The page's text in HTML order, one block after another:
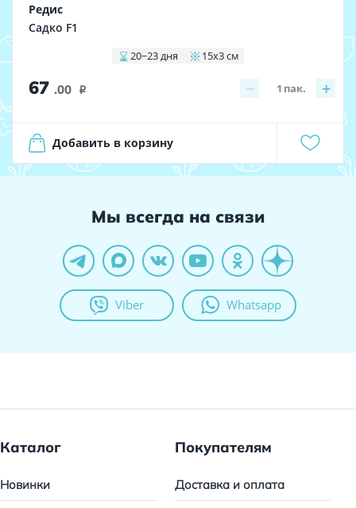
Редис
Садко F1
20−23 дня 15x3 см
67 .00 i − +
1 пак.
Добавить в корзину
Мы всегда на связи
Viber Whatsapp
Каталог
Новинки
Покупателям
Доставка и оплата